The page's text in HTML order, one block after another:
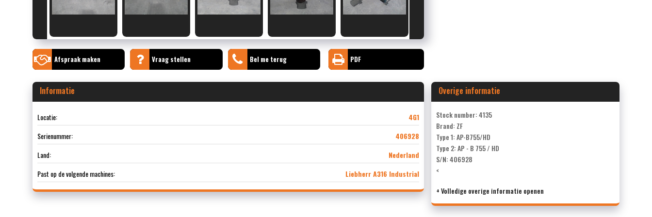
Afspraak maken Vraag stellen Bel me terug PDF
Informatie
Locatie:
4G1
Serienummer:
406928
Land:
Nederland
Past op de volgende machines:
Liebherr A316 Industrial
Overige informatie
Stock number: 4135
Brand: ZF
Type 1: AP-B755/HD
Type 2: AP - B 755 / HD
S/N: 406928
<
+ Volledige overige informatie openen